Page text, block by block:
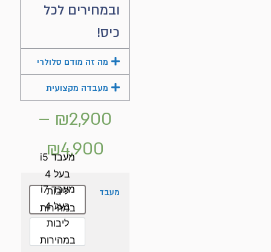
ובמחירים לכל
כיס!
מה זה מודם סלולרי
מעבדה מקצועית
₪2,900
–
₪4,900
מעבד
מעבד i5
בעל 4
ליבות
במהירות
up to 3.6
GHz
מעבד i7
בעל 4
ליבות
במהירות